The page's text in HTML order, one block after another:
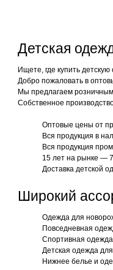
Детская
Ищете, где купить
Добро пожаловать в
Мы предлагаем
Собственное
Оптовые цены от
Вся продукция в
Вся продукция
15 лет на рынке —
Доставка детской
Широкий
Одежда для
Повседневная
Спортивная
Детская одежда
Нижнее белье и